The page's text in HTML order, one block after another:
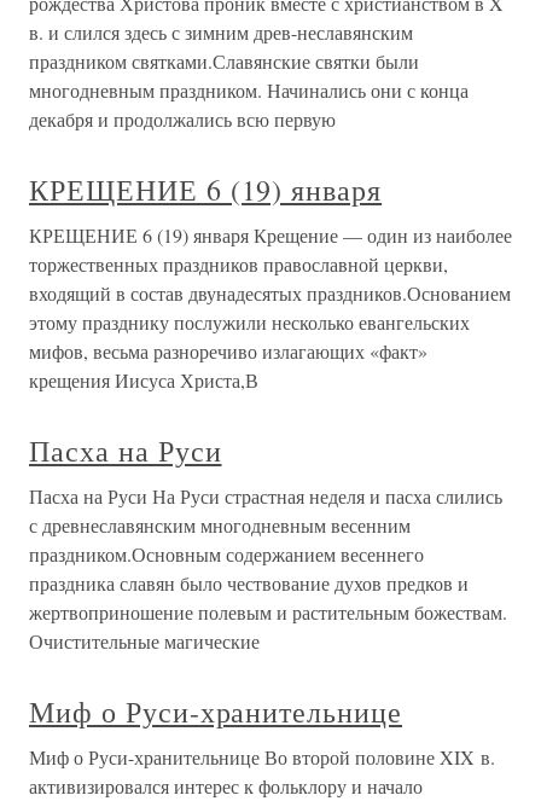
в. и слился здесь с зимним древ-неславянским
праздником святками.Славянские святки были
многодневным праздником. Начинались они с конца
декабря и продолжались всю первую
КРЕЩЕНИЕ 6 (19) января
КРЕЩЕНИЕ 6 (19) января Крещение — один из наиболее
торжественных праздников православной церкви,
входящий в состав двунадесятых праздников.Основанием
этому празднику послужили несколько евангельских
мифов, весьма разноречиво излагающих «факт»
крещения Иисуса Христа,В
Пасха на Руси
Пасха на Руси На Руси страстная неделя и пасха слились
с древнеславянским многодневным весенним
праздником.Основным содержанием весеннего
праздника славян было чествование духов предков и
жертвоприношение полевым и растительным божествам.
Очистительные магические
Миф о Руси-хранительнице
Миф о Руси-хранительнице Во второй половине XIX в.
активизировался интерес к фольклору и начало